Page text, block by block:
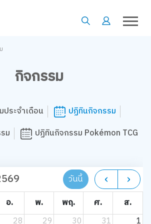
กิจกรรม
ระจำเดือน
ปฏิทินกิจกรรม
ม
ปฏิทินกิจกรรม Pokémon TCG
วันนี้
อ. พ. พฤ. ศ.
ส.